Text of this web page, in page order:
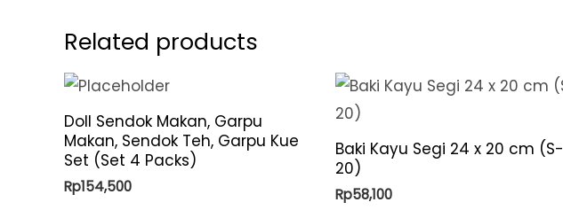
Related products
Doll Sendok Makan, Garpu
Makan, Sendok Teh, Garpu Kue
Set (Set 4 Packs)
Rp154,500
Baki Kayu Segi 24 x 20 cm (S-
20)
Rp58,100